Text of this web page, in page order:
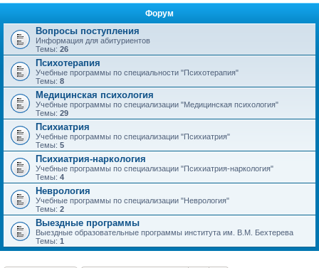
Форум
Вопросы поступления
Информация для абитуриентов
Темы: 26
Психотерапия
Учебные программы по специальности "Психотерапия"
Темы: 8
Медицинская психология
Учебные программы по специализации "Медицинская психология"
Темы: 29
Психиатрия
Учебные программы по специализации "Психиатрия"
Темы: 5
Психиатрия-наркология
Учебные программы по специализации "Психиатрия-наркология"
Темы: 4
Неврология
Учебные программы по специализации "Неврология"
Темы: 2
Выездные программы
Выездные образовательные программы института им. В.М. Бехтерева
Темы: 1